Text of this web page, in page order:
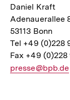
Daniel Kraft
Adenauerallee
53113 Bonn
Tel +49 (0)228
Fax +49 (0)228
E-
presse@bpb.de